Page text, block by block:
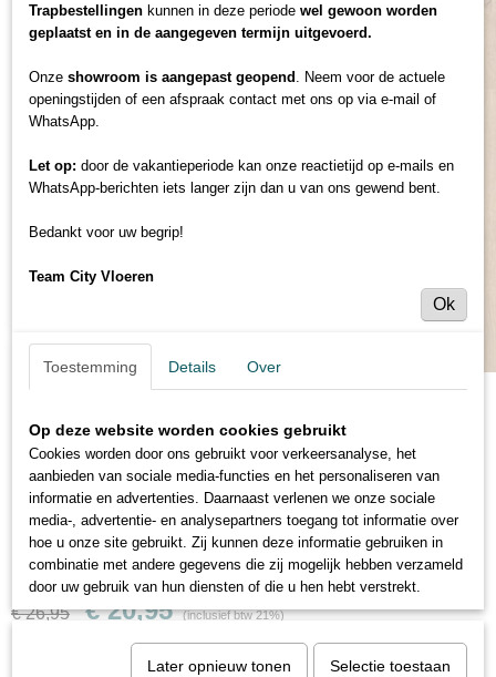
Saffier Estrada - ES533 Chicago Oak
€ 26,95 € 20,95 (inclusief btw 21%)
Levertijd Onduidelijk. Graag contact opn
Trapbestellingen kunnen in deze periode wel gewoon worden
geplaatst en in de aangegeven termijn uitgevoerd.
Onze showroom is aangepast geopend . Neem voor de actuele
openingstijden of een afspraak contact met ons op via e-mail of
WhatsApp.
Let op: door de vakantieperiode kan onze reactietijd op e-mails en
WhatsApp-berichten iets langer zijn dan u van ons gewend bent.
Bedankt voor uw begrip!
Team City Vloeren
Ok
Toestemming Details Over
Op deze website worden cookies gebruikt
Cookies worden door ons gebruikt voor verkeersanalyse, het
aanbieden van sociale media-functies en het personaliseren van
informatie en advertenties. Daarnaast verlenen we onze sociale
media-, advertentie- en analysepartners toegang tot informatie over
hoe u onze site gebruikt. Zij kunnen deze informatie gebruiken in
combinatie met andere gegevens die zij mogelijk hebben verzameld
door uw gebruik van hun diensten of die u hen hebt verstrekt.
Later opnieuw tonen Selectie toestaan